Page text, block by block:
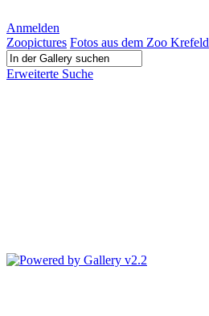
Anmelden
Zoopictures Fotos aus dem Zoo Krefeld
Erweiterte Suche